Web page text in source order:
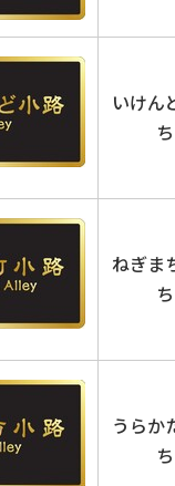
いけん
ち
ねぎま
ち
うらか
ち